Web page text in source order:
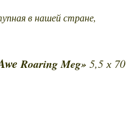
в нашей стране,
Roaring Meg» 5,5 х 70